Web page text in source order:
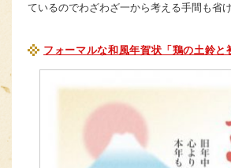
ているのでわざわざ一から考える手間も省け
フォーマルな和風年賀状「鶏の土鈴と